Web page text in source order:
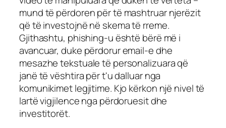
mund të përdoren për të mashtruar njerëzit
që të investojnë në skema të rreme.
Gjithashtu, phishing-u është bërë më i
avancuar, duke përdorur email-e dhe
mesazhe tekstuale të personalizuara që
janë të vështira për t'u dalluar nga
komunikimet legjitime. Kjo kërkon një nivel të
lartë vigjilence nga përdoruesit dhe
investitorët.